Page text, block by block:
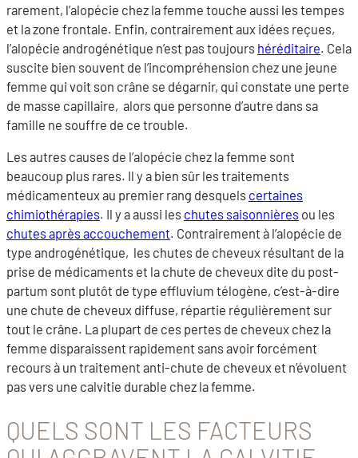
rarement, l’alopécie chez la femme touche aussi les tempes
et la zone frontale. Enfin, contrairement aux idées reçues,
l’alopécie androgénétique n’est pas toujours héréditaire. Cela
suscite bien souvent de l’incompréhension chez une jeune
femme qui voit son crâne se dégarnir, qui constate une perte
de masse capillaire, alors que personne d’autre dans sa
famille ne souffre de ce trouble.
Les autres causes de l’alopécie chez la femme sont
beaucoup plus rares. Il y a bien sûr les traitements
médicamenteux au premier rang desquels certaines
chimiothérapies. Il y a aussi les chutes saisonnières ou les
chutes après accouchement. Contrairement à l’alopécie de
type androgénétique, les chutes de cheveux résultant de la
prise de médicaments et la chute de cheveux dite du post-
partum sont plutôt de type effluvium télogène, c’est-à-dire
une chute de cheveux diffuse, répartie régulièrement sur
tout le crâne. La plupart de ces pertes de cheveux chez la
femme disparaissent rapidement sans avoir forcément
recours à un traitement anti-chute de cheveux et n’évoluent
pas vers une calvitie durable chez la femme.
QUELS SONT LES FACTEURS